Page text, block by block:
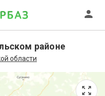
районе
области